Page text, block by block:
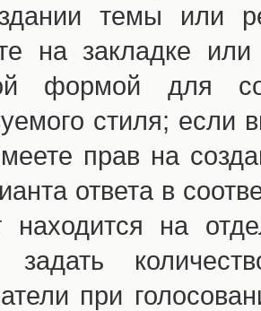
темы или
на закладке
формой для
стиля; если
прав на
ответа в
находится на
задать
при